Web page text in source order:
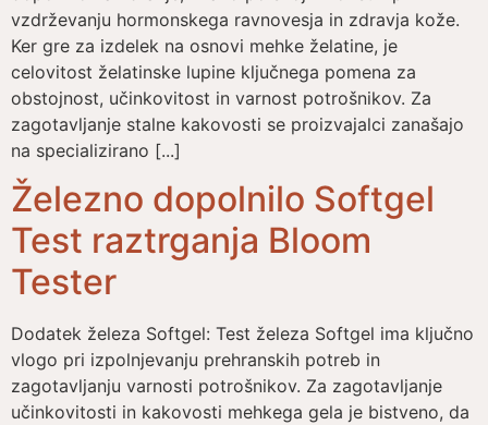
vzdrževanju hormonskega ravnovesja in zdravja kože.
Ker gre za izdelek na osnovi mehke želatine, je
celovitost želatinske lupine ključnega pomena za
obstojnost, učinkovitost in varnost potrošnikov. Za
zagotavljanje stalne kakovosti se proizvajalci zanašajo
na specializirano [...]
Železno dopolnilo Softgel
Test raztrganja Bloom
Tester
Dodatek železa Softgel: Test železa Softgel ima ključno
vlogo pri izpolnjevanju prehranskih potreb in
zagotavljanju varnosti potrošnikov. Za zagotavljanje
učinkovitosti in kakovosti mehkega gela je bistveno, da